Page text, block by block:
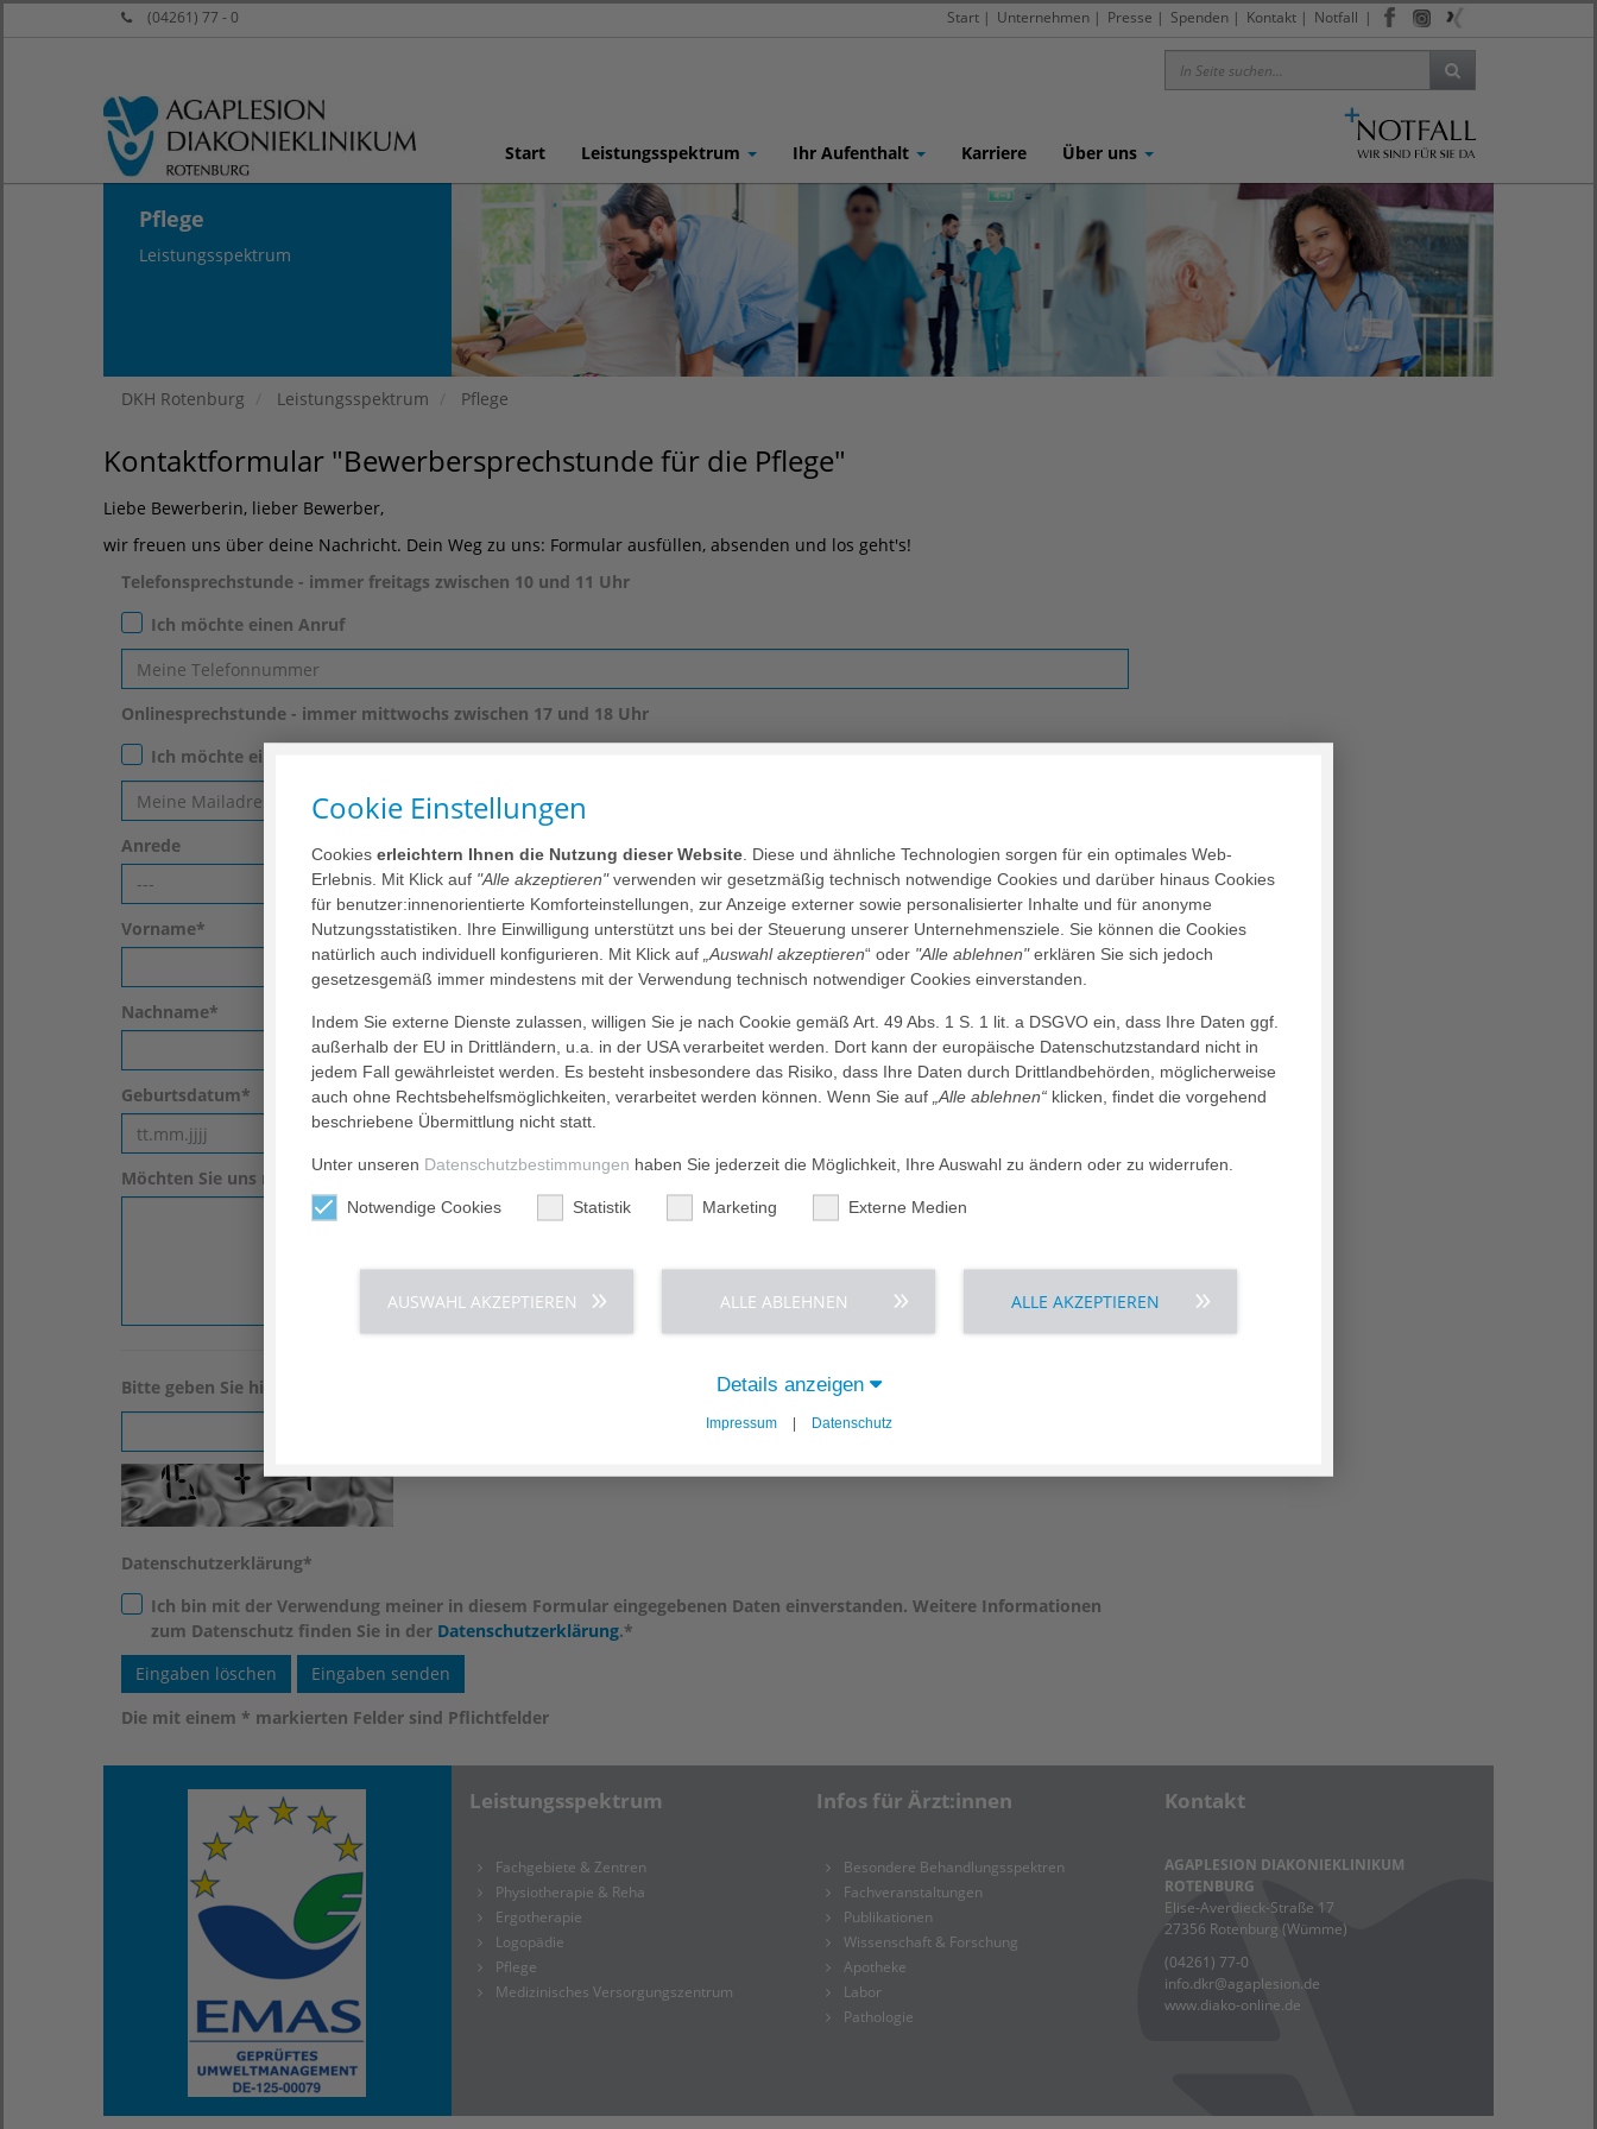
(04261) 77 - 0 |
Start | Unternehmen | Presse | Spenden | Kontakt | Notfall
Start Leistungsspektrum Ihr Aufenthalt Karriere Über uns
Pflege
Leistungsspektrum
DKH Rotenburg Leistungsspektrum Pflege
Kontaktformular "Bewerbersprechstunde für die Pflege"
Liebe Bewerberin, lieber Bewerber,
wir freuen uns über deine Nachricht. Dein Weg zu uns: Formular ausfüllen, absenden und los geht's!
Telefonsprechstunde - immer freitags zwischen 10 und 11 Uhr
Ich möchte einen Anruf
Onlinesprechstunde - immer mittwochs zwischen 17 und 18 Uhr
Ich möchte eine Einladung per Teams erhalten
Anrede
---
Vorname*
Nachname*
Geburtsdatum*
Möchten Sie uns noch etwas mitteilen?
Bitte geben Sie hier die Lösung der im Bild angezeigten Gleichung ein. Dies dient der Spam-Abwehr. *
Datenschutzerklärung*
Ich bin mit der Verwendung meiner in diesem Formular eingegebenen Daten einverstanden. Weitere Informationen
zum Datenschutz finden Sie in der Datenschutzerklärung.*
Die mit einem * markierten Felder sind Pflichtfelder
Leistungsspektrum
Fachgebiete & Zentren
Physiotherapie & Reha
Ergotherapie
Logopädie
Pflege
Medizinisches Versorgungszentrum
Infos für Ärzt:innen
Besondere Behandlungsspektren
Fachveranstaltungen
Publikationen
Wissenschaft & Forschung
Apotheke
Labor
Pathologie
Kontakt
AGAPLESION DIAKONIEKLINIKUM
ROTENBURG
Elise-Averdieck-Straße 17
27356 Rotenburg (Wümme)
(04261) 77-0
info.dkr@agaplesion.de
www.diako-online.de
Cookie Einstellungen
Cookies erleichtern Ihnen die Nutzung dieser Website . Diese und ähnliche Technologien sorgen für ein optimales Web-
Erlebnis. Mit Klick auf "Alle akzeptieren"verwenden wir gesetzmäßig technisch notwendige Cookies und darüber hinaus Cookies
für benutzer:innenorientierte Komforteinstellungen, zur Anzeige externer sowie personalisierter Inhalte und für anonyme
Nutzungsstatistiken. Ihre Einwilligung unterstützt uns bei der Steuerung unserer Unternehmensziele. Sie können die Cookies
natürlich auch individuell konfigurieren. Mit Klick auf „Auswahl akzeptieren“ oder "Alle ablehnen"erklären Sie sich jedoch
gesetzesgemäß immer mindestens mit der Verwendung technisch notwendiger Cookies einverstanden.
Indem Sie externe Dienste zulassen, willigen Sie je nach Cookie gemäß Art. 49 Abs. 1 S. 1 lit. a DSGVO ein, dass Ihre Daten ggf.
außerhalb der EU in Drittländern, u.a. in der USA verarbeitet werden. Dort kann der europäische Datenschutzstandard nicht in
jedem Fall gewährleistet werden. Es besteht insbesondere das Risiko, dass Ihre Daten durch Drittlandbehörden, möglicherweise
auch ohne Rechtsbehelfsmöglichkeiten, verarbeitet werden können. Wenn Sie auf „Alle ablehnen“ klicken, findet die vorgehend
beschriebene Übermittlung nicht statt.
Unter unseren Datenschutzbestimmungen haben Sie jederzeit die Möglichkeit, Ihre Auswahl zu ändern oder zu widerrufen.
Notwendige Cookies Statistik Marketing Externe Medien
AUSWAHL AKZEPTIEREN ALLE ABLEHNEN ALLE AKZEPTIEREN
Details anzeigen
Impressum | Datenschutz